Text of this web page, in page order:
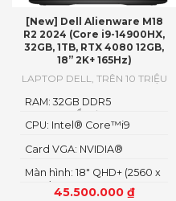
[New] Dell Alienware M18
R2 2024 (Core i9-14900HX,
32GB, 1TB, RTX 4080 12GB,
18” 2K+ 165Hz)
LAPTOP DELL, TRÊN 10 TRIỆU
45.500.000 ₫
Màn hình: 18" QHD+ (2560 x
1600)
Card VGA: NVIDIA®
GDDR6
CPU: Intel® Core™i9
RAM: 32GB DDR5
4800MHzỔ cứng1TB PCIe
Gen4 M.2 SSD